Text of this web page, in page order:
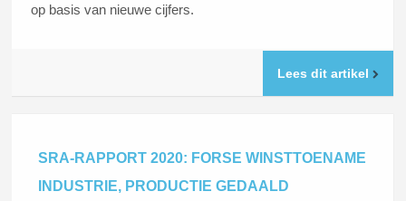
op basis van nieuwe cijfers.
Lees dit artikel
SRA-RAPPORT 2020: FORSE WINSTTOENAME
INDUSTRIE, PRODUCTIE GEDAALD